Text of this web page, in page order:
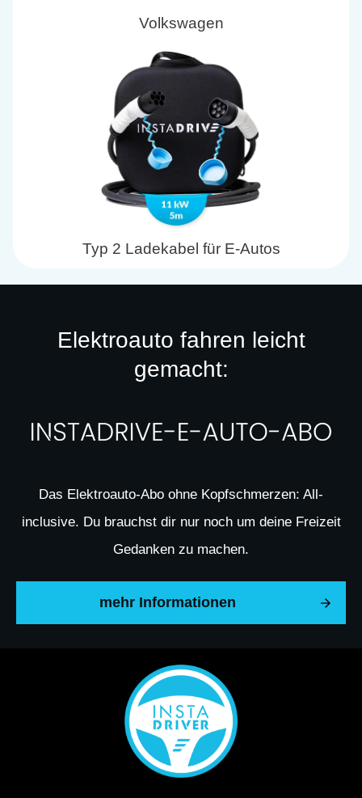
Volkswagen
Typ 2 Ladekabel für E-Autos
Elektroauto fahren leicht
gemacht:
Das Elektroauto-Abo ohne Kopfschmerzen: All-
inclusive. Du brauchst dir nur noch um deine Freizeit
Gedanken zu machen.
mehr Informationen